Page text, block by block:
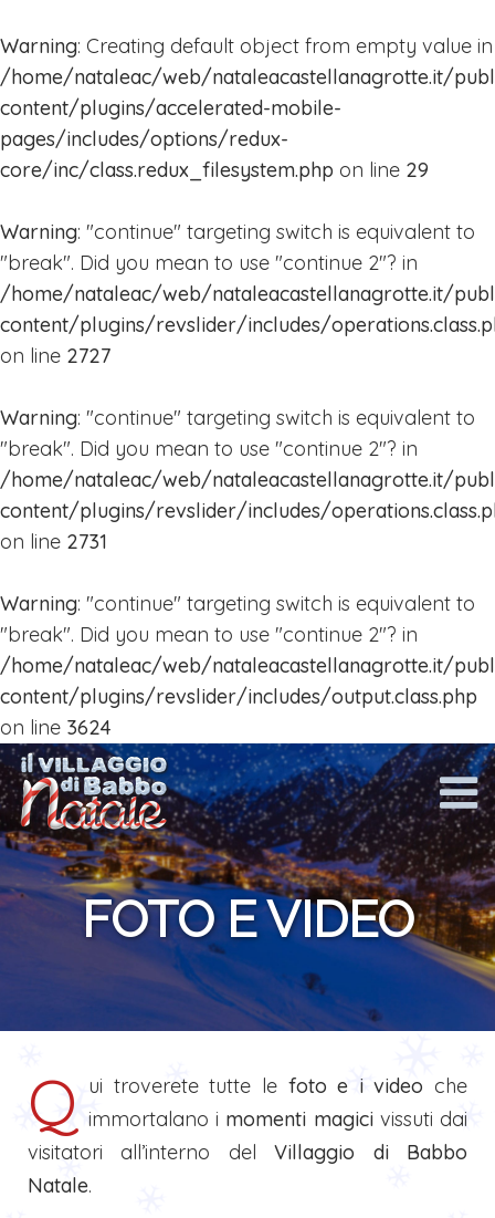
Warning: Creating default object from empty value in
/home/nataleac/web/nataleacastellanagrotte.it/
content/plugins/accelerated-mobile-
pages/includes/options/redux-
core/inc/class.redux_filesystem.php on line 29
Warning: "continue" targeting switch is equivalent to
"break". Did you mean to use "continue 2"? in
/home/nataleac/web/nataleacastellanagrotte.it/
content/plugins/revslider/includes/
on line 2727
Warning: "continue" targeting switch is equivalent to
"break". Did you mean to use "continue 2"? in
/home/nataleac/web/nataleacastellanagrotte.it/
content/plugins/revslider/includes/
on line 2731
Warning: "continue" targeting switch is equivalent to
"break". Did you mean to use "continue 2"? in
/home/nataleac/web/nataleacastellanagrotte.it/
content/plugins/revslider/includes/output.class.php
on line 3624
FOTO E VIDEO
Q ui troverete tutte le foto e i video che
immortalano i momenti magicivissuti dai
visitatori all’interno delVillaggio di Babbo
Natale.
Home
Calendario
eventi
2018
La
Mappa
2018
2017
Bambini
La
Mappa
Area
ristoro
Foto
e
Video
News
Contatti